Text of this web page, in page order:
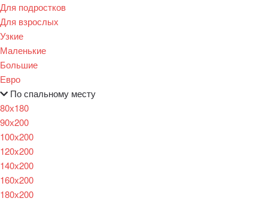
Для подростков
Для взрослых
Узкие
Маленькие
Большие
Евро
По спальному месту
80х180
90х200
100х200
120x200
140х200
160х200
180х200